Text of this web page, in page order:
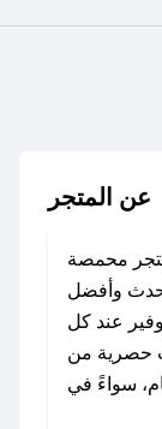
عن المتجر
محمصة
وأفضل
عند كل
حصرية من
سواءً في
الجمعة